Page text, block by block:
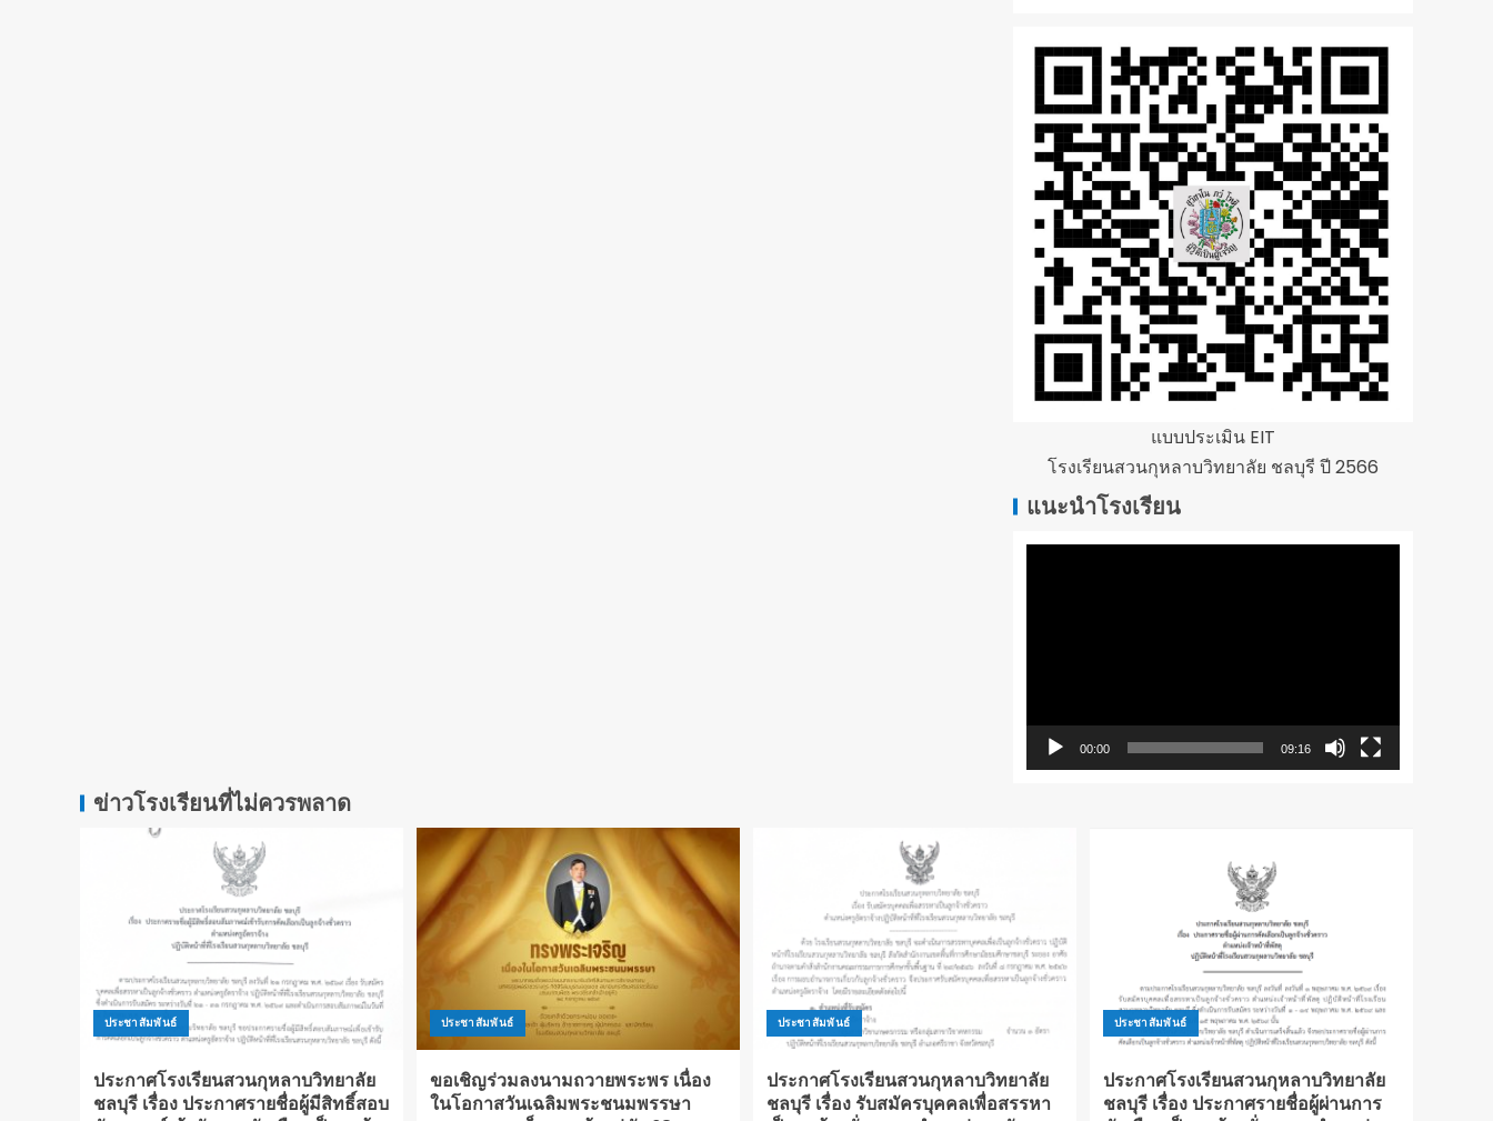
แบบประเมิน EIT
โรงเรียนสวนกุหลาบวิทยาลัย ชลบุรี ปี 2566
แนะนำโรงเรียน
00:00 09:16
ข่าวโรงเรียนที่ไม่ควรพลาด
ประชาสัมพันธ์
ประกาศโรงเรียนสวนกุหลาบวิทยาลัย
ชลบุรี เรื่อง ประกาศรายชื่อผู้มีสิทธิ์สอบ
ประชาสัมพันธ์
ขอเชิญร่วมลงนามถวายพระพร เนื่อง
ในโอกาสวันเฉลิมพระชนมพรรษา
ประชาสัมพันธ์
ประกาศโรงเรียนสวนกุหลาบวิทยาลัย
ชลบุรี เรื่อง รับสมัครบุคคลเพื่อสรรหา
ประชาสัมพันธ์
ประกาศโรงเรียนสวนกุหลาบวิทยาลัย
ชลบุรี เรื่อง ประกาศรายชื่อผู้ผ่านการ